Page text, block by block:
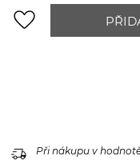
favorite_border
delivery_truck_speed Při nákupu v